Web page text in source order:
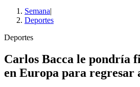
Semana|
Deportes
Deportes
Carlos Bacca le pondría
en Europa para regresar